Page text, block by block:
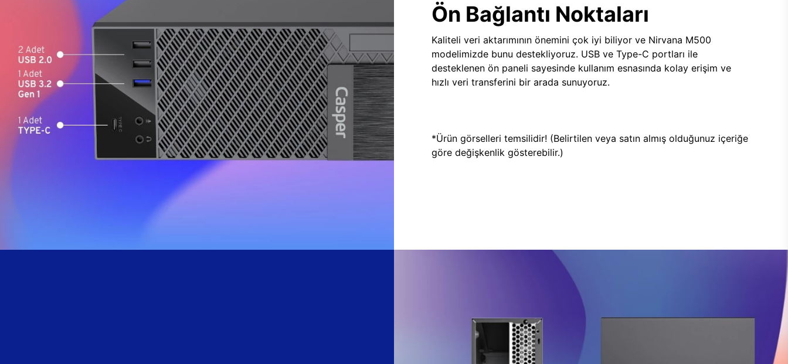
Ön Bağlantı Noktaları
Kaliteli veri aktarımının önemini çok iyi biliyor ve Nirvana M500
modelimizde bunu destekliyoruz. USB ve Type-C portları ile
desteklenen ön paneli sayesinde kullanım esnasında kolay erişim ve
hızlı veri transferini bir arada sunuyoruz.
*Ürün görselleri temsilidir! (Belirtilen veya satın almış olduğunuz içeriğe
göre değişkenlik gösterebilir.)